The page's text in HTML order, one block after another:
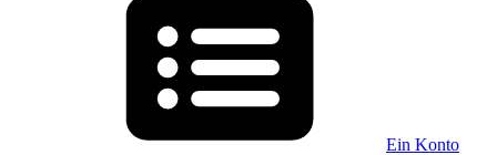
Ein Konto